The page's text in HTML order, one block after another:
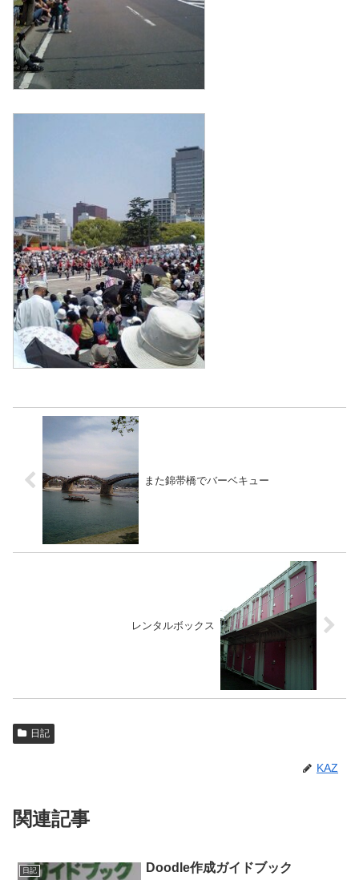
また錦帯橋でバーベキュー
レンタルボックス
日記
KAZ
関連記事
日記 Doodle作成ガイドブック